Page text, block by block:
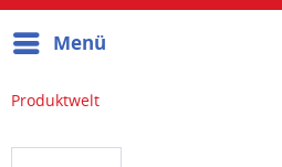
Menü
Produktwelt